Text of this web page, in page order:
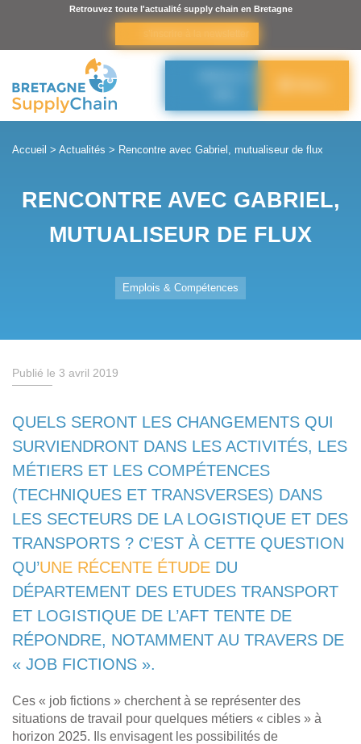
Retrouvez toute l'actualité supply chain en Bretagne
Accueil > Actualités > Rencontre avec Gabriel, mutualiseur de flux
RENCONTRE AVEC GABRIEL,
MUTUALISEUR DE FLUX
Emplois & Compétences
Publié le 3 avril 2019
QUELS SERONT LES CHANGEMENTS QUI
SURVIENDRONT DANS LES ACTIVITÉS, LES
MÉTIERS ET LES COMPÉTENCES
(TECHNIQUES ET TRANSVERSES) DANS
LES SECTEURS DE LA LOGISTIQUE ET DES
TRANSPORTS ? C’EST À CETTE QUESTION
QU’UNE RÉCENTE ÉTUDE DU
DÉPARTEMENT DES ETUDES TRANSPORT
ET LOGISTIQUE DE L’AFT TENTE DE
RÉPONDRE, NOTAMMENT AU TRAVERS DE
« JOB FICTIONS ».
Ces « job fictions » cherchent à se représenter des
situations de travail pour quelques métiers « cibles » à
horizon 2025. Ils envisagent les possibilités de
Panneau de gestion des cookies